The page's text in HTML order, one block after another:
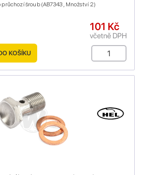
šroub (AB7343 , Množství 2)
101 Kč
včetně DPH
KOŠÍKU